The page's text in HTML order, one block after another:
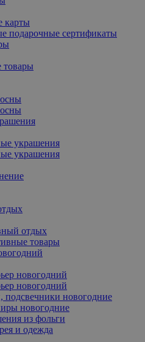
карты
подарочные сертификаты
товары
украшения
украшения
отдых
товары
новогодний
новогодний
подсвечники новогодние
новогодние
из фольги
и одежда